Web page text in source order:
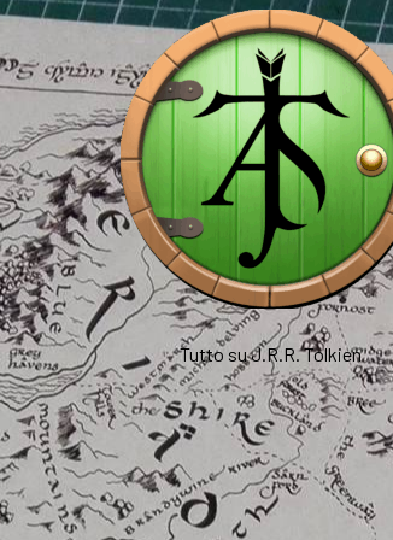
Tutto su J.R.R. Tolkien